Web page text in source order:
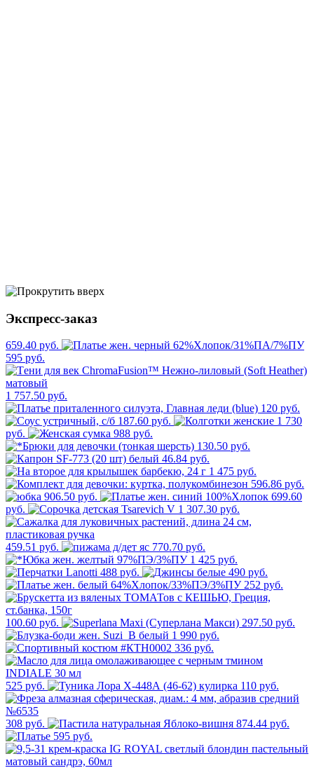
Экспресс-заказ
659.40 руб.
595 руб.
1 757.50 руб.
120 руб.
187.60 руб.
1 730
руб.
988 руб.
130.50 руб.
46.84 руб.
1 475 руб.
596.86 руб.
906.50 руб.
699.60
руб.
307.30 руб.
459.51 руб.
770.70 руб.
1 425 руб.
488 руб.
490 руб.
252 руб.
100.60 руб.
297.50 руб.
1 990 руб.
336 руб.
525 руб. 110 руб.
308 руб.
874.44 руб.
595 руб.